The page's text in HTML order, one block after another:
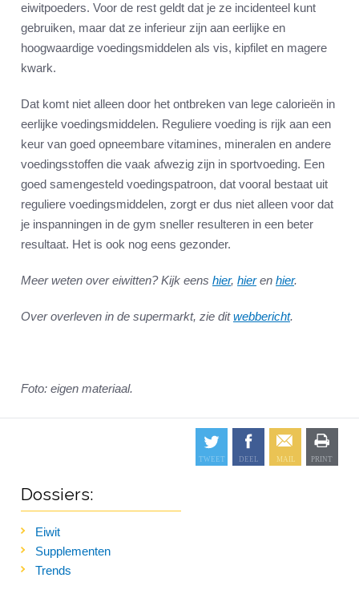
eiwitpoeders. Voor de rest geldt dat je ze incidenteel kunt
gebruiken, maar dat ze inferieur zijn aan eerlijke en
hoogwaardige voedingsmiddelen als vis, kipfilet en magere
kwark.
Dat komt niet alleen door het ontbreken van lege calorieën in
eerlijke voedingsmiddelen. Reguliere voeding is rijk aan een
keur van goed opneembare vitamines, mineralen en andere
voedingsstoffen die vaak afwezig zijn in sportvoeding. Een
goed samengesteld voedingspatroon, dat vooral bestaat uit
reguliere voedingsmiddelen, zorgt er dus niet alleen voor dat
je inspanningen in de gym sneller resulteren in een beter
resultaat. Het is ook nog eens gezonder.
Meer weten over eiwitten? Kijk eens hier, hieren hier.
Over overleven in de supermarkt, zie ditwebbericht.
Foto: eigen materiaal.
Dossiers:
Eiwit
Supplementen
Trends